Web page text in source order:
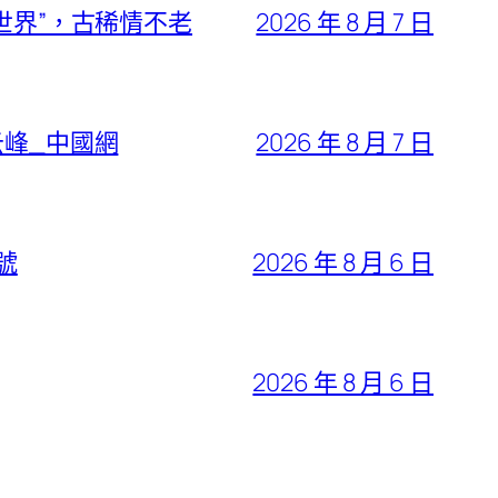
界”，古稀情不老 2026 年 8 月 7 日
_中國網 2026 年 8 月 7 日
2026 年 8 月 6 日
2026 年 8 月 6 日